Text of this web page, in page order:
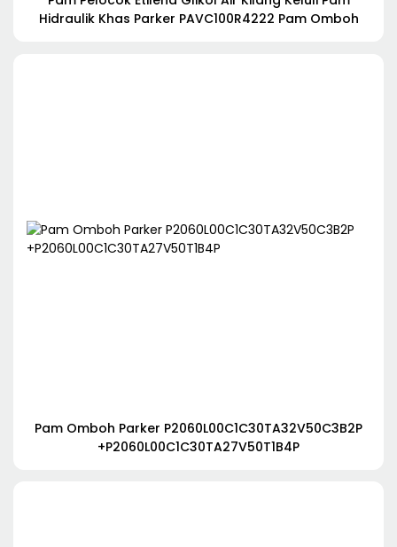
Hidraulik Khas Parker PAVC100R4222 Pam Omboh
Pam Omboh Parker P2060L00C1C30TA32V50C3B2P
+P2060L00C1C30TA27V50T1B4P